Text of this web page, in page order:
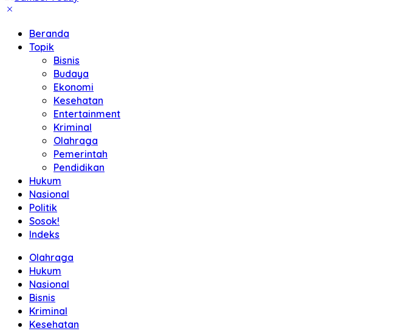
Beranda
Topik
Bisnis
Budaya
Ekonomi
Kesehatan
Entertainment
Kriminal
Olahraga
Pemerintah
Pendidikan
Hukum
Nasional
Politik
Sosok!
Indeks
Olahraga
Hukum
Nasional
Bisnis
Kriminal
Kesehatan